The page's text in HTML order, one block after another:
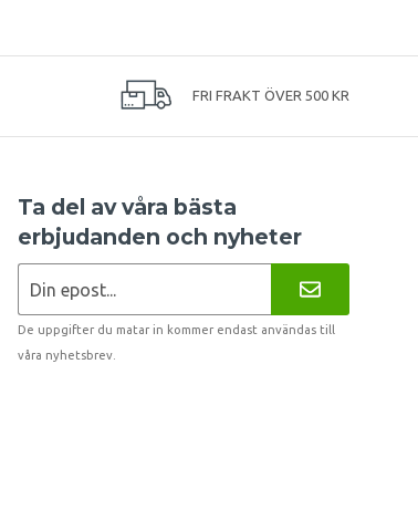
FRI FRAKT ÖVER 500 KR
Ta del av våra bästa
erbjudanden och nyheter
De uppgifter du matar in kommer endast användas till
våra nyhetsbrev.